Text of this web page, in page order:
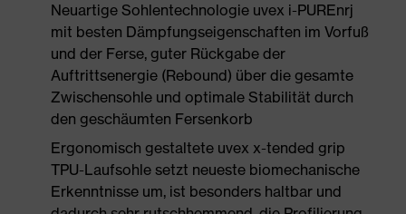
Neuartige Sohlentechnologie uvex i-PUREnrj
mit besten Dämpfungseigenschaften im Vorfuß
und der Ferse, guter Rückgabe der
Auftrittsenergie (Rebound) über die gesamte
Zwischensohle und optimale Stabilität durch
den geschäumten Fersenkorb
Ergonomisch gestaltete uvex x-tended grip
TPU-Laufsohle setzt neueste biomechanische
Erkenntnisse um, ist besonders haltbar und